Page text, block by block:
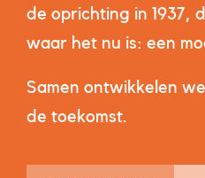
de oprichting in 1937,
waar het nu is: een
Samen ontwikkelen
de toekomst.